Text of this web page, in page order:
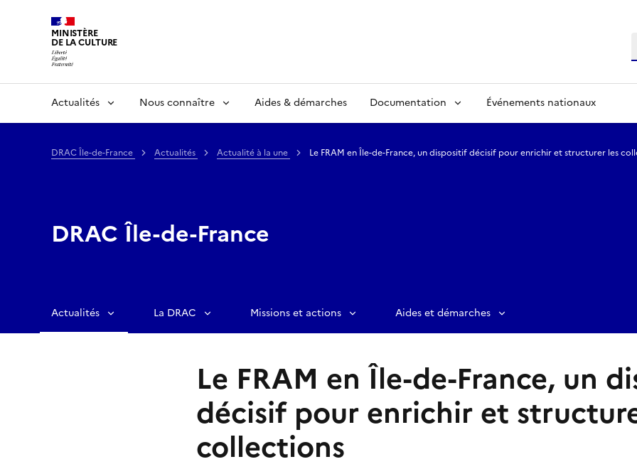
MINISTÈRE
DE LA CULTURE
Actualités Nous connaître Aides & démarches Documentation Événements nationaux
DRAC Île-de-France Actualités Actualité à la une Le FRAM en Île-de-France, un dispositif décisif pour enrichir et structurer les
DRAC Île-de-France
Actualités La DRAC Missions et actions Aides et démarches
Le FRAM en Île-de-France, un
décisif pour enrichir et
collections